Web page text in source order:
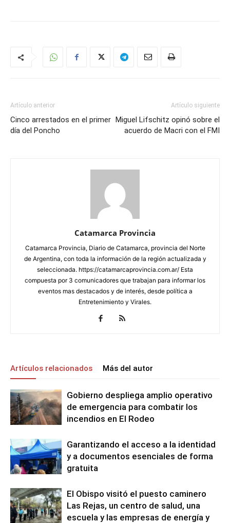
Artículo anterior
Cinco arrestados en el primer
día del Poncho
Artículo siguiente
Miguel Lifschitz opinó sobre el
acuerdo de Macri con el FMI
Catamarca Provincia
Catamarca Provincia, Diario de Catamarca, provincia del Norte
de Argentina, con toda la información de la región actualizada y
seleccionada. https://catamarcaprovincia.com.ar/ Esta
compuesta por 3 comunicadores que trabajan para informar los
eventos mas destacados y de interés, desde política a
Entretenimiento y Virales.
Artículos relacionados Más del autor
Gobierno despliega amplio operativo
de emergencia para combatir los
incendios en El Rodeo
Garantizando el acceso a la identidad
y a documentos esenciales de forma
gratuita
El Obispo visitó el puesto caminero
Las Rejas, un centro de salud, una
escuela y las empresas de energía y